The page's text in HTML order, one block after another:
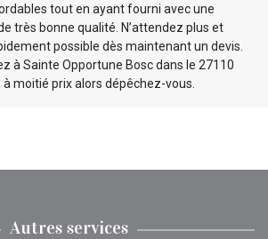
tout en ayant fourni avec une
très bonne qualité. N’attendez plus et
possible dès maintenant un devis.
à Sainte Opportune Bosc dans le 27110
moitié prix alors dépêchez-vous.
Autres services